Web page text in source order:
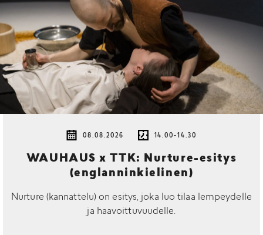
08.08.2026 14.00-14.30
WAUHAUS x TTK: Nurture-esitys
(englanninkielinen)
Nurture (kannattelu) on esitys, joka luo tilaa lempeydelle
ja haavoittuvuudelle.